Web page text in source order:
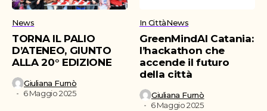
News
TORNA IL PALIO
D’ATENEO, GIUNTO
ALLA 20° EDIZIONE
Giuliana Furnò
6 Maggio 2025
In CittàNews
GreenMindAI Catania:
l’hackathon che
accende il futuro
della città
Giuliana Furnò
6 Maggio 2025